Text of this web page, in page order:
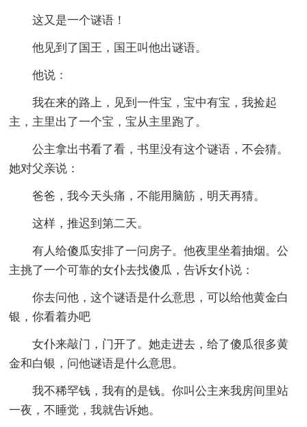
这又是一个谜语！
他见到了国王，国王叫他出谜语。
他说：
我在来的路上，见到一件宝，宝中有宝，我捡起
主，主里出了一个宝，宝从主里跑了。
公主拿出书看了看，书里没有这个谜语，不会猜。
她对父亲说：
爸爸，我今天头痛，不能用脑筋，明天再猜。
这样，推迟到第二天。
有人给傻瓜安排了一问房子。他夜里坐着抽烟。公
主挑了一个可靠的女仆去找傻瓜，告诉女仆说：
你去问他，这个谜语是什么意思，可以给他黄金白
银，你看着办吧
女仆来敲门，门开了。她走进去，给了傻瓜很多黄
金和白银，问他谜语是什么意思。
我不稀罕钱，我有的是钱。你叫公主来我房间里站
一夜，不睡觉，我就告诉她。